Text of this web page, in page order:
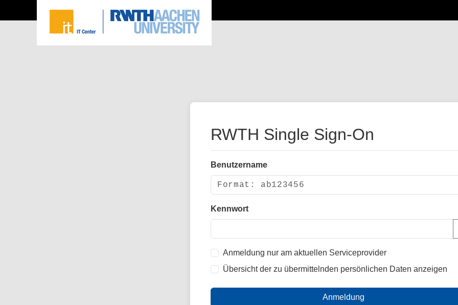
RWTH Single Sign-On
Benutzername
Kennwort
Anmeldung nur am aktuellen Serviceprovider
Übersicht der zu übermittelnden persönlichen Daten anzeigen
Anmeldung